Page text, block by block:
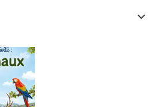
Plage
de
prix :
4,99 €
à
20,00 €